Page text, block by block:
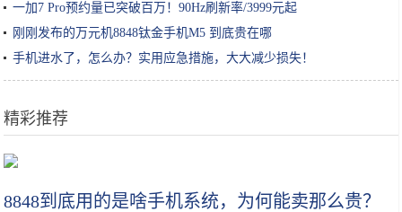
一加7 Pro预约量已突破百万！90Hz刷新率/3999元起
刚刚发布的万元机8848钛金手机M5 到底贵在哪
手机进水了，怎么办？实用应急措施，大大减少损失！
精彩推荐
8848到底用的是啥手机系统，为何能卖那么贵？